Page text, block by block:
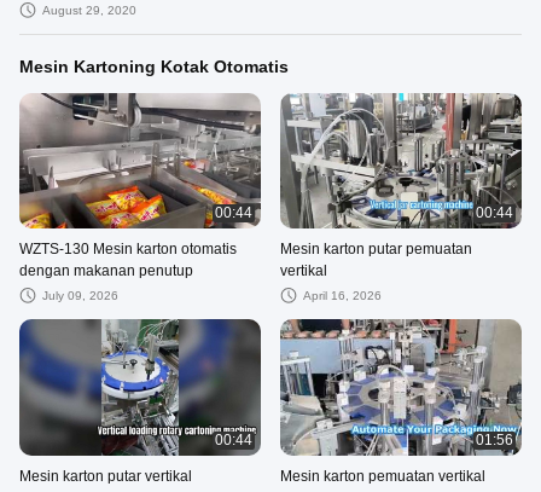
August 29, 2020
Mesin Kartoning Kotak Otomatis
00:44
WZTS-130 Mesin karton otomatis
dengan makanan penutup
July 09, 2026
00:44
Mesin karton putar pemuatan
vertikal
April 16, 2026
00:44
Mesin karton putar vertikal
01:56
Mesin karton pemuatan vertikal